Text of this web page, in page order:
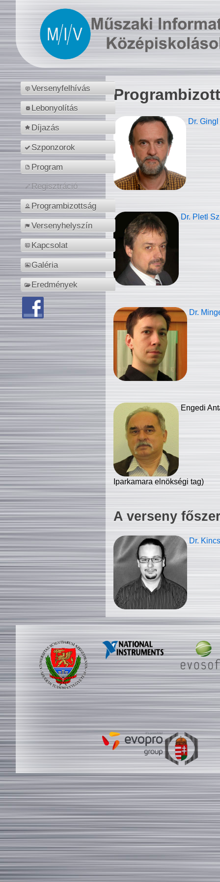
Versenyfelhívás
Lebonyolítás
Díjazás
Szponzorok
Program
Regisztráció
Programbizottság
Versenyhelyszín
Kapcsolat
Galéria
Eredmények
Dr.
Dr. Pletl
Dr.
Engedi
Iparkamara elnökségi tag)
A verseny
Dr.